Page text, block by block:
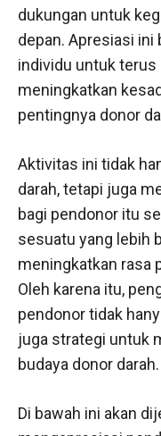
dukungan untuk
depan. Apresiasi
individu untuk
meningkatkan
pentingnya donor
Aktivitas ini tidak
darah, tetapi juga
bagi pendonor itu
sesuatu yang lebih
meningkatkan rasa
Oleh karena itu,
pendonor tidak
juga strategi untuk
budaya donor darah.
Di bawah ini akan